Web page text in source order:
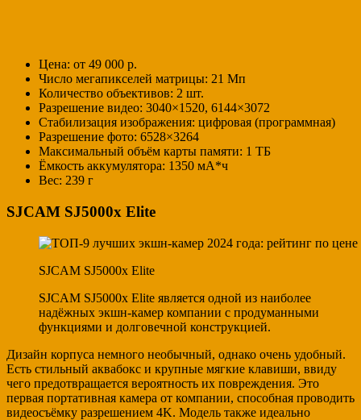
Цена: от 49 000 р.
Число мегапикселей матрицы: 21 Мп
Количество объективов: 2 шт.
Разрешение видео: 3040×1520, 6144×3072
Стабилизация изображения: цифровая (программная)
Разрешение фото: 6528×3264
Максимальный объём карты памяти: 1 ТБ
Ёмкость аккумулятора: 1350 мА*ч
Вес: 239 г
SJCAM SJ5000x Elite
SJCAM SJ5000x Elite
SJCAM SJ5000x Elite является одной из наиболее
надёжных экшн-камер компании с продуманными
функциями и долговечной конструкцией.
Дизайн корпуса немного необычный, однако очень удобный.
Есть стильный аквабокс и крупные мягкие клавиши, ввиду
чего предотвращается вероятность их повреждения. Это
первая портативная камера от компании, способная проводить
видеосъёмку разрешением 4K. Модель также идеально